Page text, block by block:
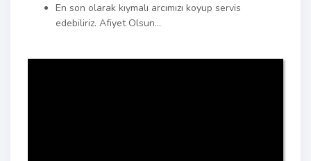
En son olarak kıymalı arcımızı koyup servis
edebiliriz. Afiyet Olsun…